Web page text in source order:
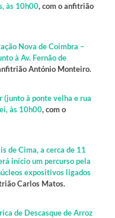
às 10h00, com o anfitrião
Nova de Coimbra –
à Av. Fernão de
António Monteiro.
(junto à ponte velha e rua
às 10h00, com o
de Cima, a cerca de 11
início um percurso pela
expositivos ligados
Carlos Matos.
de Descasque de Arroz